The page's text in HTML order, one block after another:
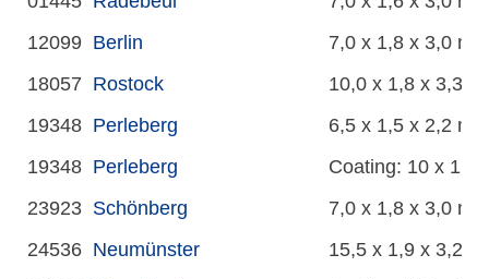
12099 Berlin
7,0 x 1,8 x 3,0 m
18057 Rostock
10,0 x 1,8 x 3,3 m
19348 Perleberg
6,5 x 1,5 x 2,2 m
19348 Perleberg
Coating: 10 x 1,5
23923 Schönberg
7,0 x 1,8 x 3,0 m
24536 Neumünster
15,5 x 1,9 x 3,2 m